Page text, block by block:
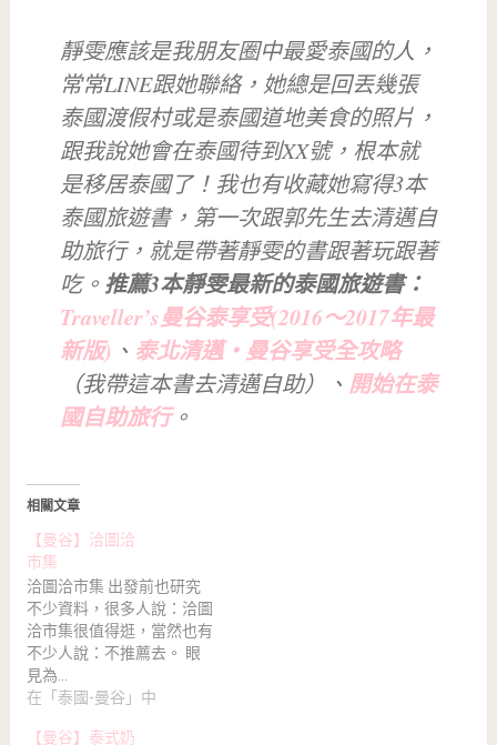
靜雯應該是我朋友圈中最愛泰國的人，
常常LINE跟她聯絡，她總是回丟幾張
泰國渡假村或是泰國道地美食的照片，
跟我說她會在泰國待到XX號，根本就
是移居泰國了！我也有收藏她寫得3本
泰國旅遊書，第一次跟郭先生去清邁自
助旅行，就是帶著靜雯的書跟著玩跟著
吃。 推薦3本靜雯最新的泰國旅遊書：
Traveller’s曼谷泰享受(2016～2017年最
新版) 、 泰北清邁‧曼谷享受全攻略
（我帶這本書去清邁自助）、 開始在泰
國自助旅行。
相關文章
【曼谷】洽圖洽
市集
洽圖洽市集 出發前也研究
不少資料，很多人說：洽圖
洽市集很值得逛，當然也有
不少人說：不推薦去。 眼
見為…
在「泰國-曼谷」中
【曼谷】泰式奶